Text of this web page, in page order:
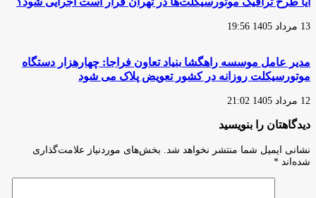
13 مرداد 1405 19:56
مدیر عامل موسسه راهگشا بنیاد تعاون فراجا: چهارهزار دستگاه
موتورسیکلت روزانه در کشور تعویض پلاک می شود
12 مرداد 1405 21:02
دیدگاهتان را بنویسید
نشانی ایمیل شما منتشر نخواهد شد.
بخش‌های موردنیاز علامت‌گذاری
شده‌اند *